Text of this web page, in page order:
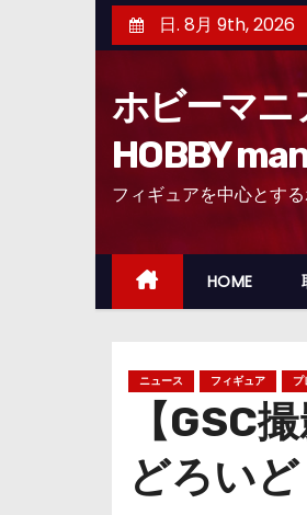
ン
ッ
日. 8月 9th, 2026
ホビーマニ
HOBBY
フィギュアを中心とす
HOME
ニュース フィギュア
【GSC
どろい